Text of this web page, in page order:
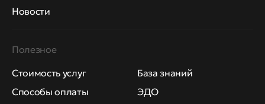
Новости
Полезное
Стоимость услуг
Способы оплаты
База знаний
ЭДО